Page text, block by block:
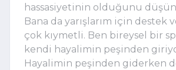
hassasiyetinin olduğunu
Bana da yarışlarım için destek
çok kıymetli. Ben bireysel bir
kendi hayalimin peşinden
Hayalimin peşinden giderken